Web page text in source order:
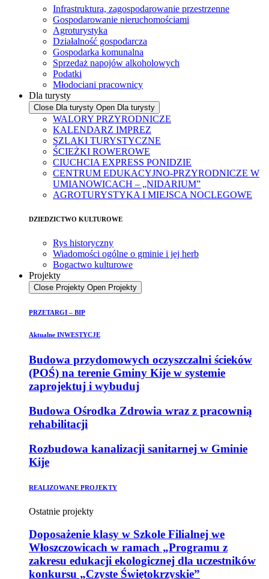
Infrastruktura, zagospodarowanie przestrzenne
Gospodarowanie nieruchomościami
Agroturystyka
Działalność gospodarcza
Gospodarka komunalna
Sprzedaż napojów alkoholowych
Podatki
Młodociani pracownicy
Dla turysty
Close Dla turysty Open Dla turysty
WALORY PRZYRODNICZE
KALENDARZ IMPREZ
SZLAKI TURYSTYCZNE
ŚCIEŻKI ROWEROWE
CIUCHCIA EXPRESS PONIDZIE
CENTRUM EDUKACYJNO-PRZYRODNICZE W
UMIANOWICACH – „NIDARIUM”
AGROTURYSTYKA I MIEJSCA NOCLEGOWE
DZIEDZICTWO KULTUROWE
Rys historyczny
Wiadomości ogólne o gminie i jej herb
Bogactwo kulturowe
Projekty
Close Projekty Open Projekty
PRZETARGI – BIP
Aktualne INWESTYCJE
Budowa przydomowych oczyszczalni ścieków
(POŚ) na terenie Gminy Kije w systemie
zaprojektuj i wybuduj
Budowa Ośrodka Zdrowia wraz z pracownią
rehabilitacji
Rozbudowa kanalizacji sanitarnej w Gminie
Kije
REALIZOWANE PROJEKTY
Ostatnie projekty
Doposażenie klasy w Szkole Filialnej we
Włoszczowicach w ramach „Programu z
zakresu edukacji ekologicznej dla uczestników
konkursu „Czyste Świętokrzyskie”